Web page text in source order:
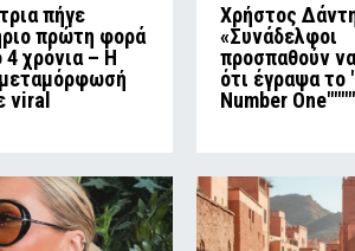
πήγε
πρώτη φορά
χρόνια – Η
viral
Χρήστος
«Συνάδελφοι
προσπαθούν
ότι έγραψα το
Number